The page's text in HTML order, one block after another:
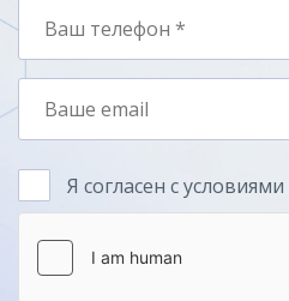
Я согласен с условиями